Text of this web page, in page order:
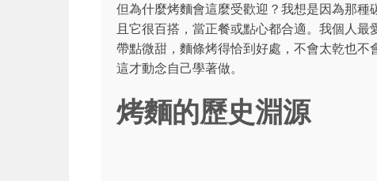
但為什麼烤麵會這麼受歡迎？我想是因為那
且它很百搭，當正餐或點心都合適。我個人
帶點微甜，麵條烤得恰到好處，不會太乾也不
這才動念自己學著做。
烤麵的歷史淵源